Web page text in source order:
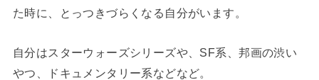
た時に、とっつきづらくなる自分がいます。
自分はスターウォーズシリーズや、SF系、邦画の渋い
やつ、ドキュメンタリー系などなど。